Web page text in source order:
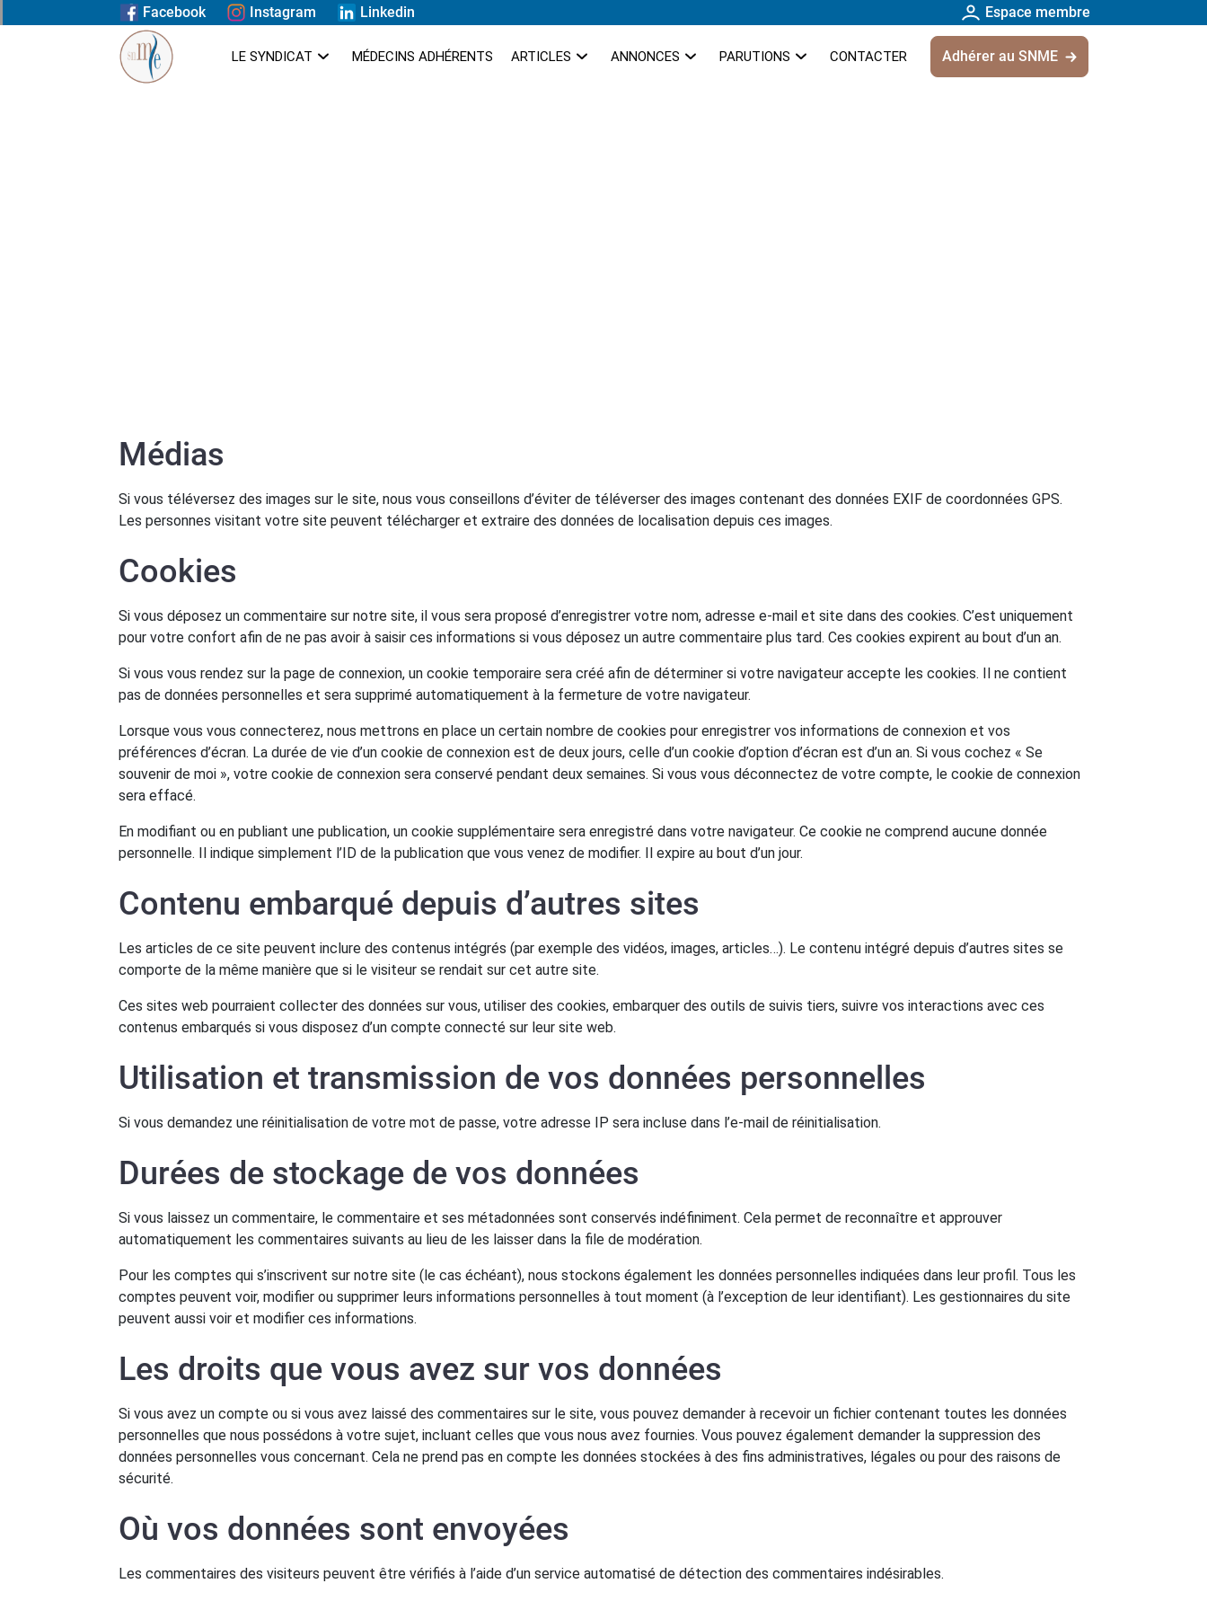
Facebook Instagram Linkedin Espace membre
LE SYNDICAT MÉDECINS ADHÉRENTS ARTICLES ANNONCES PARUTIONS CONTACTER Adhérer au SNME
Médias
Si vous téléversez des images sur le site, nous vous conseillons d’éviter de téléverser des images contenant des données EXIF de coordonnées GPS.
Les personnes visitant votre site peuvent télécharger et extraire des données de localisation depuis ces images.
Cookies
Si vous déposez un commentaire sur notre site, il vous sera proposé d’enregistrer votre nom, adresse e-mail et site dans des cookies. C’est uniquement
pour votre confort afin de ne pas avoir à saisir ces informations si vous déposez un autre commentaire plus tard. Ces cookies expirent au bout d’un an.
Si vous vous rendez sur la page de connexion, un cookie temporaire sera créé afin de déterminer si votre navigateur accepte les cookies. Il ne contient
pas de données personnelles et sera supprimé automatiquement à la fermeture de votre navigateur.
Lorsque vous vous connecterez, nous mettrons en place un certain nombre de cookies pour enregistrer vos informations de connexion et vos
préférences d’écran. La durée de vie d’un cookie de connexion est de deux jours, celle d’un cookie d’option d’écran est d’un an. Si vous cochez « Se
souvenir de moi », votre cookie de connexion sera conservé pendant deux semaines. Si vous vous déconnectez de votre compte, le cookie de connexion
sera effacé.
En modifiant ou en publiant une publication, un cookie supplémentaire sera enregistré dans votre navigateur. Ce cookie ne comprend aucune donnée
personnelle. Il indique simplement l’ID de la publication que vous venez de modifier. Il expire au bout d’un jour.
Contenu embarqué depuis d’autres sites
Les articles de ce site peuvent inclure des contenus intégrés (par exemple des vidéos, images, articles…). Le contenu intégré depuis d’autres sites se
comporte de la même manière que si le visiteur se rendait sur cet autre site.
Ces sites web pourraient collecter des données sur vous, utiliser des cookies, embarquer des outils de suivis tiers, suivre vos interactions avec ces
contenus embarqués si vous disposez d’un compte connecté sur leur site web.
Utilisation et transmission de vos données personnelles
Si vous demandez une réinitialisation de votre mot de passe, votre adresse IP sera incluse dans l’e-mail de réinitialisation.
Durées de stockage de vos données
Si vous laissez un commentaire, le commentaire et ses métadonnées sont conservés indéfiniment. Cela permet de reconnaître et approuver
automatiquement les commentaires suivants au lieu de les laisser dans la file de modération.
Pour les comptes qui s’inscrivent sur notre site (le cas échéant), nous stockons également les données personnelles indiquées dans leur profil. Tous les
comptes peuvent voir, modifier ou supprimer leurs informations personnelles à tout moment (à l’exception de leur identifiant). Les gestionnaires du site
peuvent aussi voir et modifier ces informations.
Les droits que vous avez sur vos données
Si vous avez un compte ou si vous avez laissé des commentaires sur le site, vous pouvez demander à recevoir un fichier contenant toutes les données
personnelles que nous possédons à votre sujet, incluant celles que vous nous avez fournies. Vous pouvez également demander la suppression des
données personnelles vous concernant. Cela ne prend pas en compte les données stockées à des fins administratives, légales ou pour des raisons de
sécurité.
Où vos données sont envoyées
Les commentaires des visiteurs peuvent être vérifiés à l’aide d’un service automatisé de détection des commentaires indésirables.